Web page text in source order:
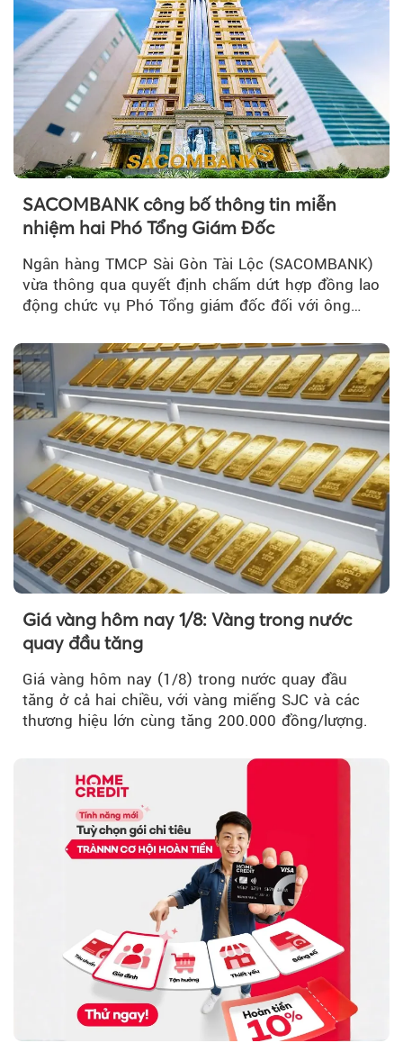
SACOMBANK công bố thông tin miễn
nhiệm hai Phó Tổng Giám Đốc
Ngân hàng TMCP Sài Gòn Tài Lộc (SACOMBANK)
vừa thông qua quyết định chấm dứt hợp đồng lao
động chức vụ Phó Tổng giám đốc đối với ông
Giá vàng hôm nay 1/8: Vàng trong nước
quay đầu tăng
Giá vàng hôm nay (1/8) trong nước quay đầu
tăng ở cả hai chiều, với vàng miếng SJC và các
thương hiệu lớn cùng tăng 200.000 đồng/lượng.